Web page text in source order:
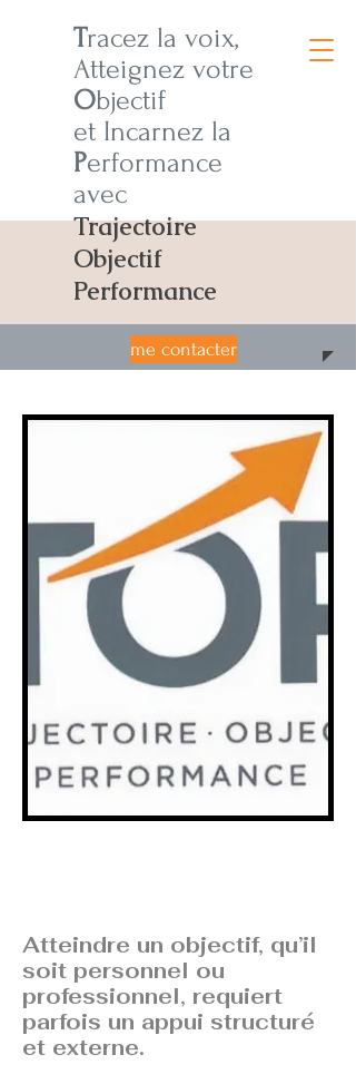
Tracez la voix,
Atteignez votre
Objectif
et Incarnez la
Performance
avec
Trajectoire
Objectif
Performance
me contacter
Atteindre un objectif, qu’il
soit personnel ou
professionnel, requiert
parfois un appui structuré
et externe.